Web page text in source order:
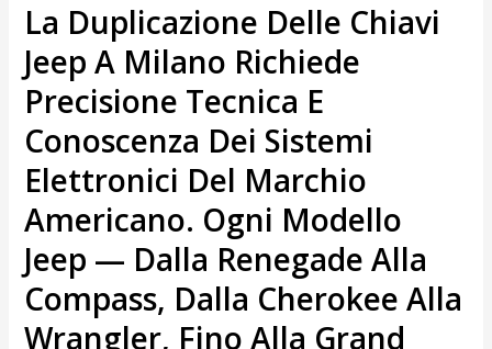
La Duplicazione Delle Chiavi
Jeep A Milano Richiede
Precisione Tecnica E
Conoscenza Dei Sistemi
Elettronici Del Marchio
Americano. Ogni Modello
Jeep — Dalla Renegade Alla
Compass, Dalla Cherokee Alla
Wrangler, Fino Alla Grand